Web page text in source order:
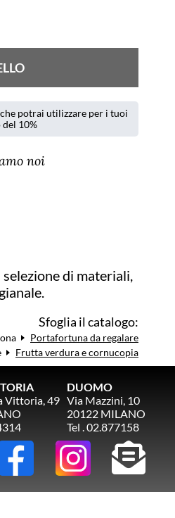
potrai utilizzare per i tuoi
10%
noi
di materiali,
Sfoglia il catalogo:
Portafortuna da regalare
Frutta verdura e cornucopia
Vittoria, 49
DUOMO
Via Mazzini, 10
20122 MILANO
Tel . 02.877158